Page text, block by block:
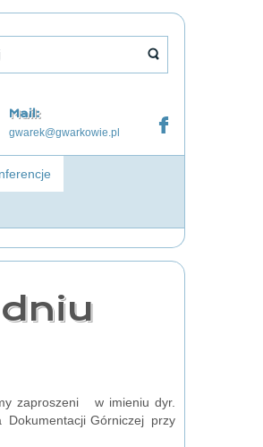
Mail:
gwarek@gwarkowie.pl
zaproszeni w imieniu dyr.
Dokumentacji Górniczej przy